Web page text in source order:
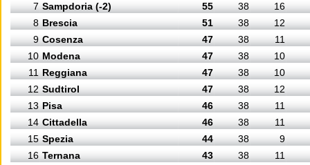
7 Sampdoria (-2) 55 38
16
8 Brescia 51 38
12
9 Cosenza 47 38
11
10 Modena 47 38
10
11 Reggiana 47 38
10
12 Sudtirol 47 38
12
13 Pisa 46 38
11
14 Cittadella 46 38
11
15 Spezia 44 38
9
16 Ternana 43 38
11